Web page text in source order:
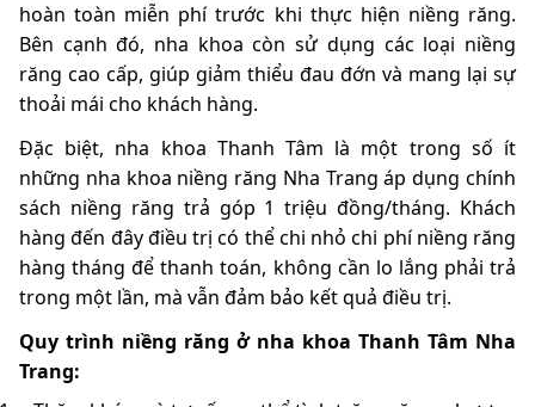
hoàn toàn miễn phí trước khi thực hiện niềng răng.
Bên cạnh đó, nha khoa còn sử dụng các loại niềng
răng cao cấp, giúp giảm thiểu đau đớn và mang lại sự
thoải mái cho khách hàng.
Đặc biệt, nha khoa Thanh Tâm là một trong số ít
những nha khoa niềng răng Nha Trang áp dụng chính
sách niềng răng trả góp 1 triệu đồng/tháng. Khách
hàng đến đây điều trị có thể chi nhỏ chi phí niềng răng
hàng tháng để thanh toán, không cần lo lắng phải trả
trong một lần, mà vẫn đảm bảo kết quả điều trị.
Quy trình niềng răng ở nha khoa Thanh Tâm Nha
Trang: